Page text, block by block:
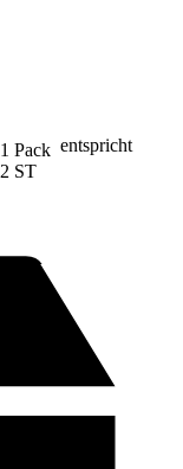
1 Pack entspricht
2 ST